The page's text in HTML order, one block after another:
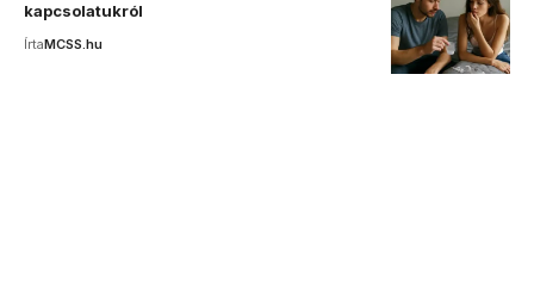
kapcsolatukról
ÍrtaMCSS.hu